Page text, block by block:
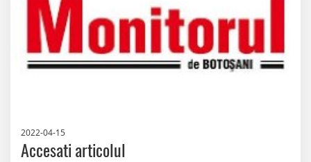
2022-04-15
Accesati articolul